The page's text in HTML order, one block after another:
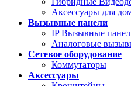
Аксессуары для
Вызывные панели
IP Вызывные
Аналоговые
Сетевое оборудование
Коммутаторы
Аксессуары